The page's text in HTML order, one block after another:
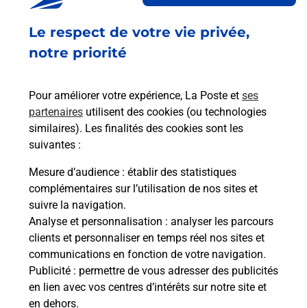
Le respect de votre vie privée,
notre priorité
Pour améliorer votre expérience, La Poste et ses
partenaires utilisent des cookies (ou technologies
similaires). Les finalités des cookies sont les
suivantes :
Mesure d’audience : établir des statistiques
complémentaires sur l’utilisation de nos sites et
suivre la navigation.
Analyse et personnalisation : analyser les parcours
clients et personnaliser en temps réel nos sites et
communications en fonction de votre navigation.
Publicité : permettre de vous adresser des publicités
en lien avec vos centres d’intérêts sur notre site et
en dehors.
jusqu'à 19h30
4 PLACE DES VICTOIRES
06610 LA GAUDE
Malin !
La Poste
en ligne
Ouvert 24h/24
En savoir plus